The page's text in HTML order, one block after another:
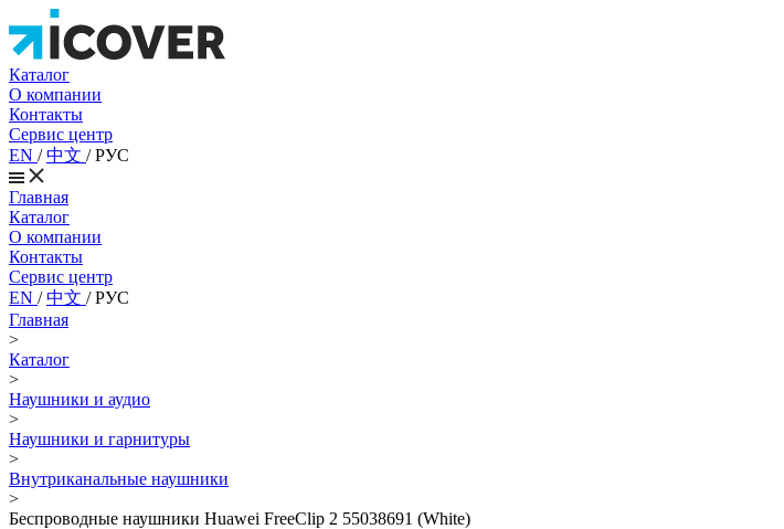
Каталог
О компании
Контакты
Сервис центр
EN /中文 /РУС
Главная
Каталог
О компании
Контакты
Сервис центр
EN /中文 /РУС
Главная
>
Каталог
>
Наушники и аудио
>
Наушники и гарнитуры
>
Внутриканальные наушники
>
Беспроводные наушники Huawei FreeClip 2 55038691 (White)